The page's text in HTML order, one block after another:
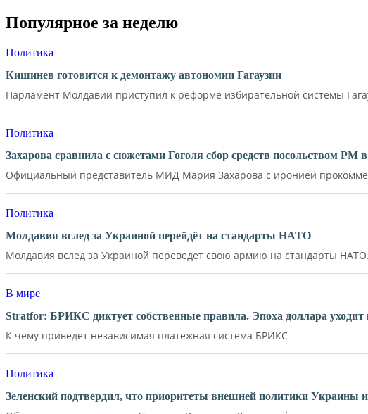
Популярное за неделю
Политика
Кишинев готовится к демонтажу автономии Гагаузии
Парламент Молдавии приступил к реформе избирательной системы
Политика
Захарова сравнила с сюжетами Гоголя сбор средств посольством
Официальный представитель МИД Мария Захарова с иронией
Политика
Молдавия вслед за Украиной перейдёт на стандарты НАТО
Молдавия вслед за Украиной переведет свою армию на стандарты
В мире
Stratfor: БРИКС диктует собственные правила. Эпоха доллара
К чему приведет независимая платежная система БРИКС
Политика
Зеленский подтвердил, что приоритеты внешней политики